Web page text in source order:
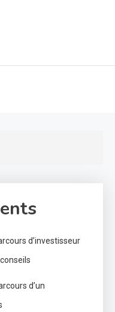
d’investisseur
d’un